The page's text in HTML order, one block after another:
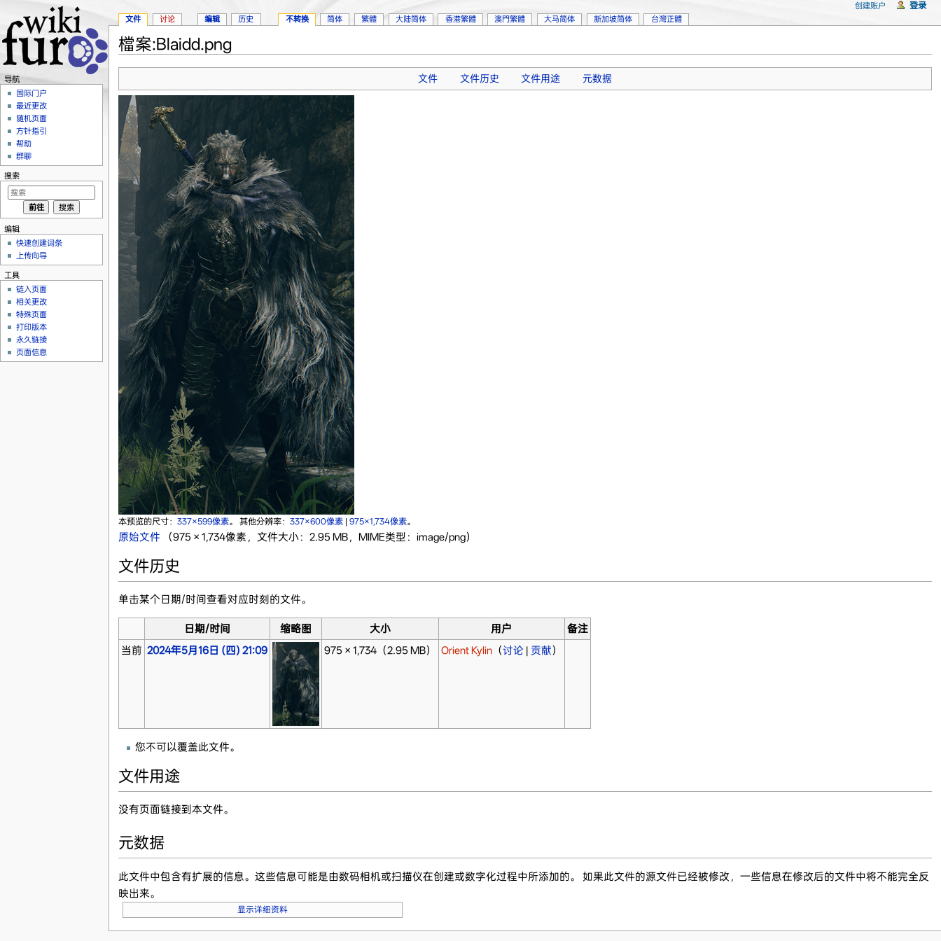
檔案:Blaidd.png
文件 文件历史 文件用途 元数据
本预览的尺寸： 337×599像素。 其他分辨率： 337×600像素| 975×1,734像素。
原始文件‎ （975 × 1,734像素，文件大小：2.95 MB，MIME类型：image/png）
文件历史
单击某个日期/时间查看对应时刻的文件。
日期/时间 缩略图 大小 用户
备注
当前 2024年5月16日 (四) 21:09 975 × 1,734（2.95 MB） Orient Kylin（讨论| 贡献）
您不可以覆盖此文件。
文件用途
没有页面链接到本文件。
元数据
此文件中包含有扩展的信息。这些信息可能是由数码相机或扫描仪在创建或数字化过程中所添加的。 如果此文件的源文件已经被修改，一些信息在修改后的文件中将不能完全反
映出来。
显示详细资料
文件 讨论 编辑 历史 不转换 简体 繁體 大陆简体 香港繁體 澳門繁體 大马简体 新加坡简体 台灣正體
创建账户 登录
导航
国际门户
最近更改
随机页面
方针指引
帮助
群聊
搜索
编辑
快速创建词条
上传向导
工具
链入页面
相关更改
特殊页面
打印版本
永久链接
页面信息